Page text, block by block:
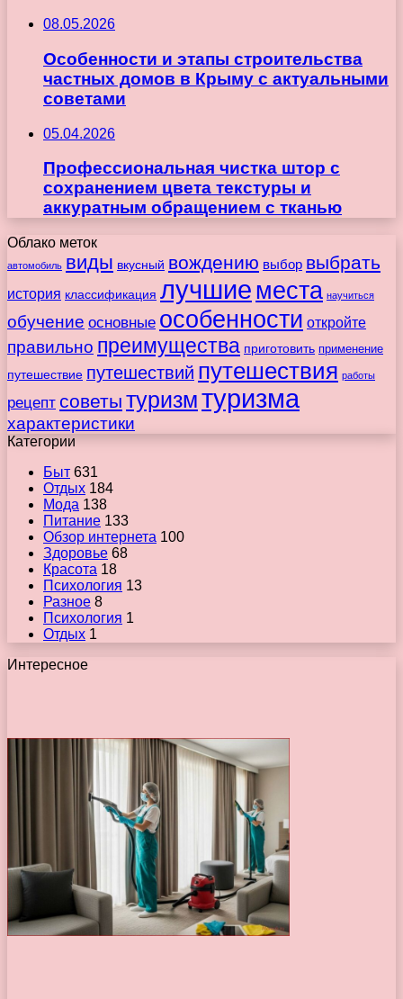
08.05.2026
Особенности и этапы строительства
частных домов в Крыму с актуальными
советами
05.04.2026
Профессиональная чистка штор с
сохранением цвета текстуры и
аккуратным обращением с тканью
Облако меток
автомобиль виды вкусный вождению выбор выбрать
история классификация лучшиеместа научиться
обучение основные особенности откройте
правильно преимущества приготовить применение
путешествие путешествий путешествия работы
рецепт советы туризмтуризма
характеристики
Категории
Быт 631
Отдых 184
Мода 138
Питание 133
Обзор интернета 100
Здоровье 68
Красота 18
Психология 13
Разное 8
Психология 1
Отдых 1
Интересное